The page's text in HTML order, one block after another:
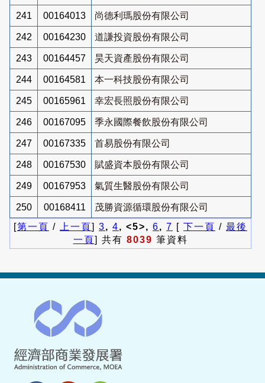
241 00164013 尚德利瑪股份有限公司
242 00164230 道謙投資股份有限公司
243 00164457 昊天資產股份有限公司
244 00164581 本一科技股份有限公司
245 00165961 幸宏長照股份有限公司
246 00167095 季永國際餐飲股份有限公司
247 00167335 首易股份有限公司
248 00167530 賦盛資本股份有限公司
249 00167953 氣質生醫股份有限公司
250 00168411
茂勝資源循環股份有限公司
[第一頁 / 上一頁] 3, 4, <5>, 6, 7 [ 下一頁 / 最後
一頁] 共有 8039 筆資料